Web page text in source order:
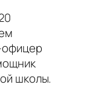
офицер
школы.